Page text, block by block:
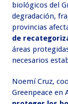
biológicos del
degradación,
provincias
de
áreas
necesarios
Noemí Cruz,
Greenpeace en